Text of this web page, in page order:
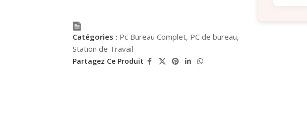
Catégories : Pc Bureau Complet, PC de bureau,
Station de Travail
Partagez Ce Produit